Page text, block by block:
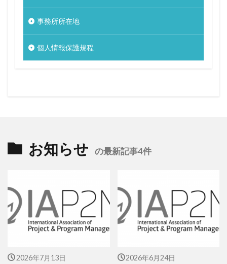
事務所所在地
個人情報保護規程
お知らせ の最新記事4件
2026年7月13日 2026年6月24日